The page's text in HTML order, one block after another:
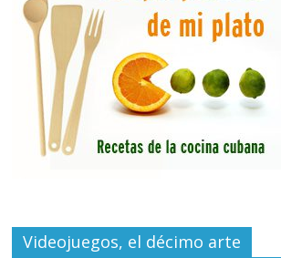
Videojuegos, el décimo arte